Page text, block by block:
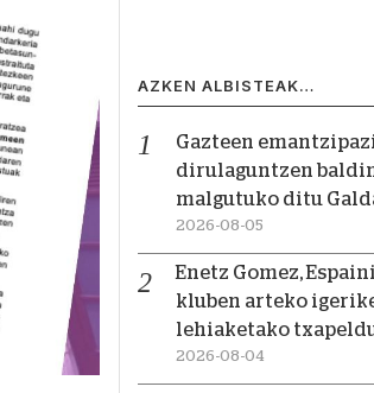
AZKEN ALBISTEAK…
Gazteen
dirulaguntzen
malgutuko ditu
2026-08-05
Enetz Gomez,
kluben arteko
lehiaketako
2026-08-04